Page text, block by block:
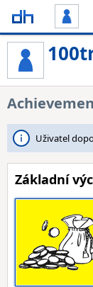
Uživatel
Základní